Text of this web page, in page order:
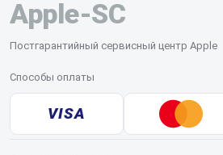
неисправности устраняются
условиях мастерской.
Apple-SC
Постгарантийный сервисный центр Apple
Способы оплаты
VISA